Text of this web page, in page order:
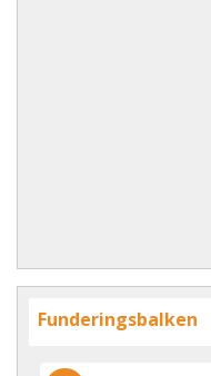
Funderingsbalken